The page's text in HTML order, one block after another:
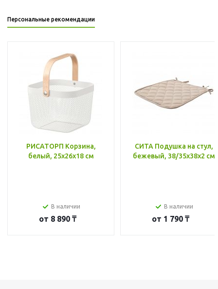
Персональные рекомендации
РИСАТОРП Корзина,
белый, 25x26x18 см
В наличии
от 8 890 ₸
СИТА Подушка на стул,
бежевый, 38/35x38x2 см
В наличии
от 1 790 ₸